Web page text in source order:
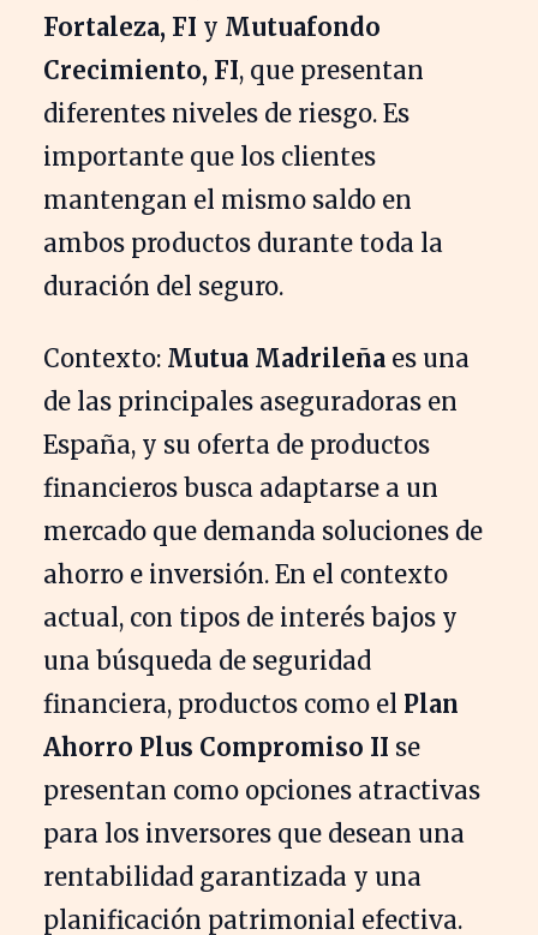
Fortaleza, FI y Mutuafondo
Crecimiento, FI, que presentan
diferentes niveles de riesgo. Es
importante que los clientes
mantengan el mismo saldo en
ambos productos durante toda la
duración del seguro.
Contexto: Mutua Madrileña es una
de las principales aseguradoras en
España, y su oferta de productos
financieros busca adaptarse a un
mercado que demanda soluciones de
ahorro e inversión. En el contexto
actual, con tipos de interés bajos y
una búsqueda de seguridad
financiera, productos como el Plan
Ahorro Plus Compromiso II se
presentan como opciones atractivas
para los inversores que desean una
rentabilidad garantizada y una
planificación patrimonial efectiva.